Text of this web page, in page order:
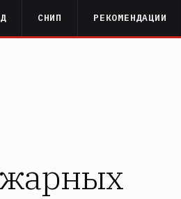
СНИП РЕКОМЕНДАЦИИ